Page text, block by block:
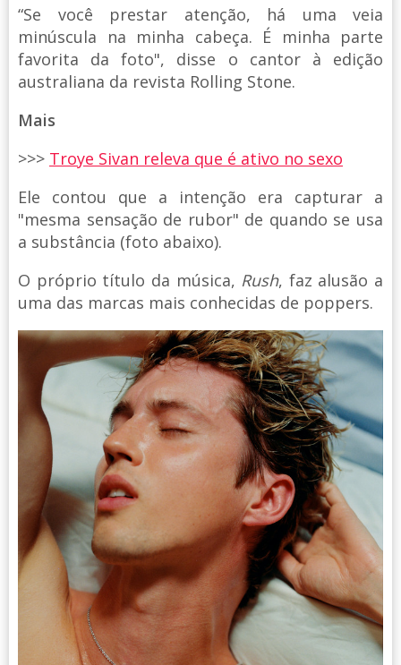
“Se você prestar atenção, há uma veia
minúscula na minha cabeça. É minha parte
favorita da foto", disse o cantor à edição
australiana da revista Rolling Stone.
Mais
>>> Troye Sivan releva que é ativo no sexo
Ele contou que a intenção era capturar a
"mesma sensação de rubor" de quando se usa
a substância (foto abaixo).
O próprio título da música, Rush, faz alusão a
uma das marcas mais conhecidas de poppers.